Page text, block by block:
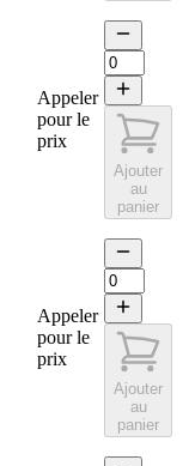
Appeler
pour le
prix
Ajouter
au
panier
Appeler
pour le
prix
Ajouter
au
panier